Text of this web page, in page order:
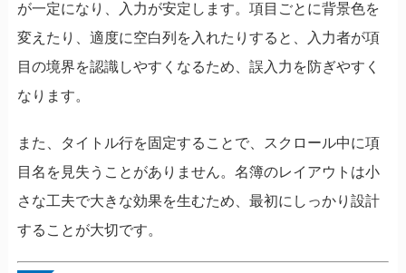
が一定になり、入力が安定します。項目ごとに背景色を
変えたり、適度に空白列を入れたりすると、入力者が項
目の境界を認識しやすくなるため、誤入力を防ぎやすく
なります。
また、タイトル行を固定することで、スクロール中に項
目名を見失うことがありません。名簿のレイアウトは小
さな工夫で大きな効果を生むため、最初にしっかり設計
することが大切です。